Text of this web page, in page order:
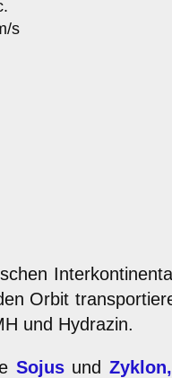
s
Orbit
und Hydrazin.
Sojusund Zyklon,